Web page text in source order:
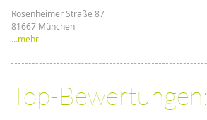
Rosenheimer Straße 87
81667 München
...mehr
Top-Bewertungen: